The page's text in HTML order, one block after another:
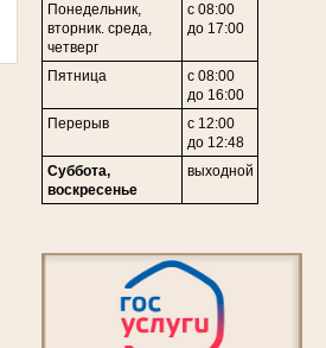
Понедельник,
вторник. среда,
четверг
с 08:00
до 17:00
Пятница
с 08:00
до 16:00
Перерыв
с 12:00
до 12:48
Суббота,
воскресенье
выходной